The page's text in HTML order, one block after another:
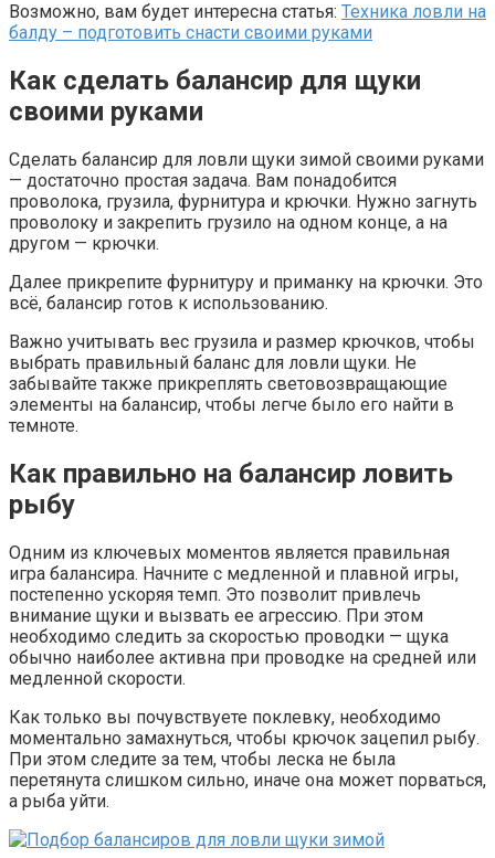
Возможно, вам будет интересна статья: Техника ловли на
балду – подготовить снасти своими руками
Как сделать балансир для щуки
своими руками
Сделать балансир для ловли щуки зимой своими руками
— достаточно простая задача. Вам понадобится
проволока, грузила, фурнитура и крючки. Нужно загнуть
проволоку и закрепить грузило на одном конце, а на
другом — крючки.
Далее прикрепите фурнитуру и приманку на крючки. Это
всё, балансир готов к использованию.
Важно учитывать вес грузила и размер крючков, чтобы
выбрать правильный баланс для ловли щуки. Не
забывайте также прикреплять световозвращающие
элементы на балансир, чтобы легче было его найти в
темноте.
Как правильно на балансир ловить
рыбу
Одним из ключевых моментов является правильная
игра балансира. Начните с медленной и плавной игры,
постепенно ускоряя темп. Это позволит привлечь
внимание щуки и вызвать ее агрессию. При этом
необходимо следить за скоростью проводки — щука
обычно наиболее активна при проводке на средней или
медленной скорости.
Как только вы почувствуете поклевку, необходимо
моментально замахнуться, чтобы крючок зацепил рыбу.
При этом следите за тем, чтобы леска не была
перетянута слишком сильно, иначе она может порваться,
а рыба уйти.